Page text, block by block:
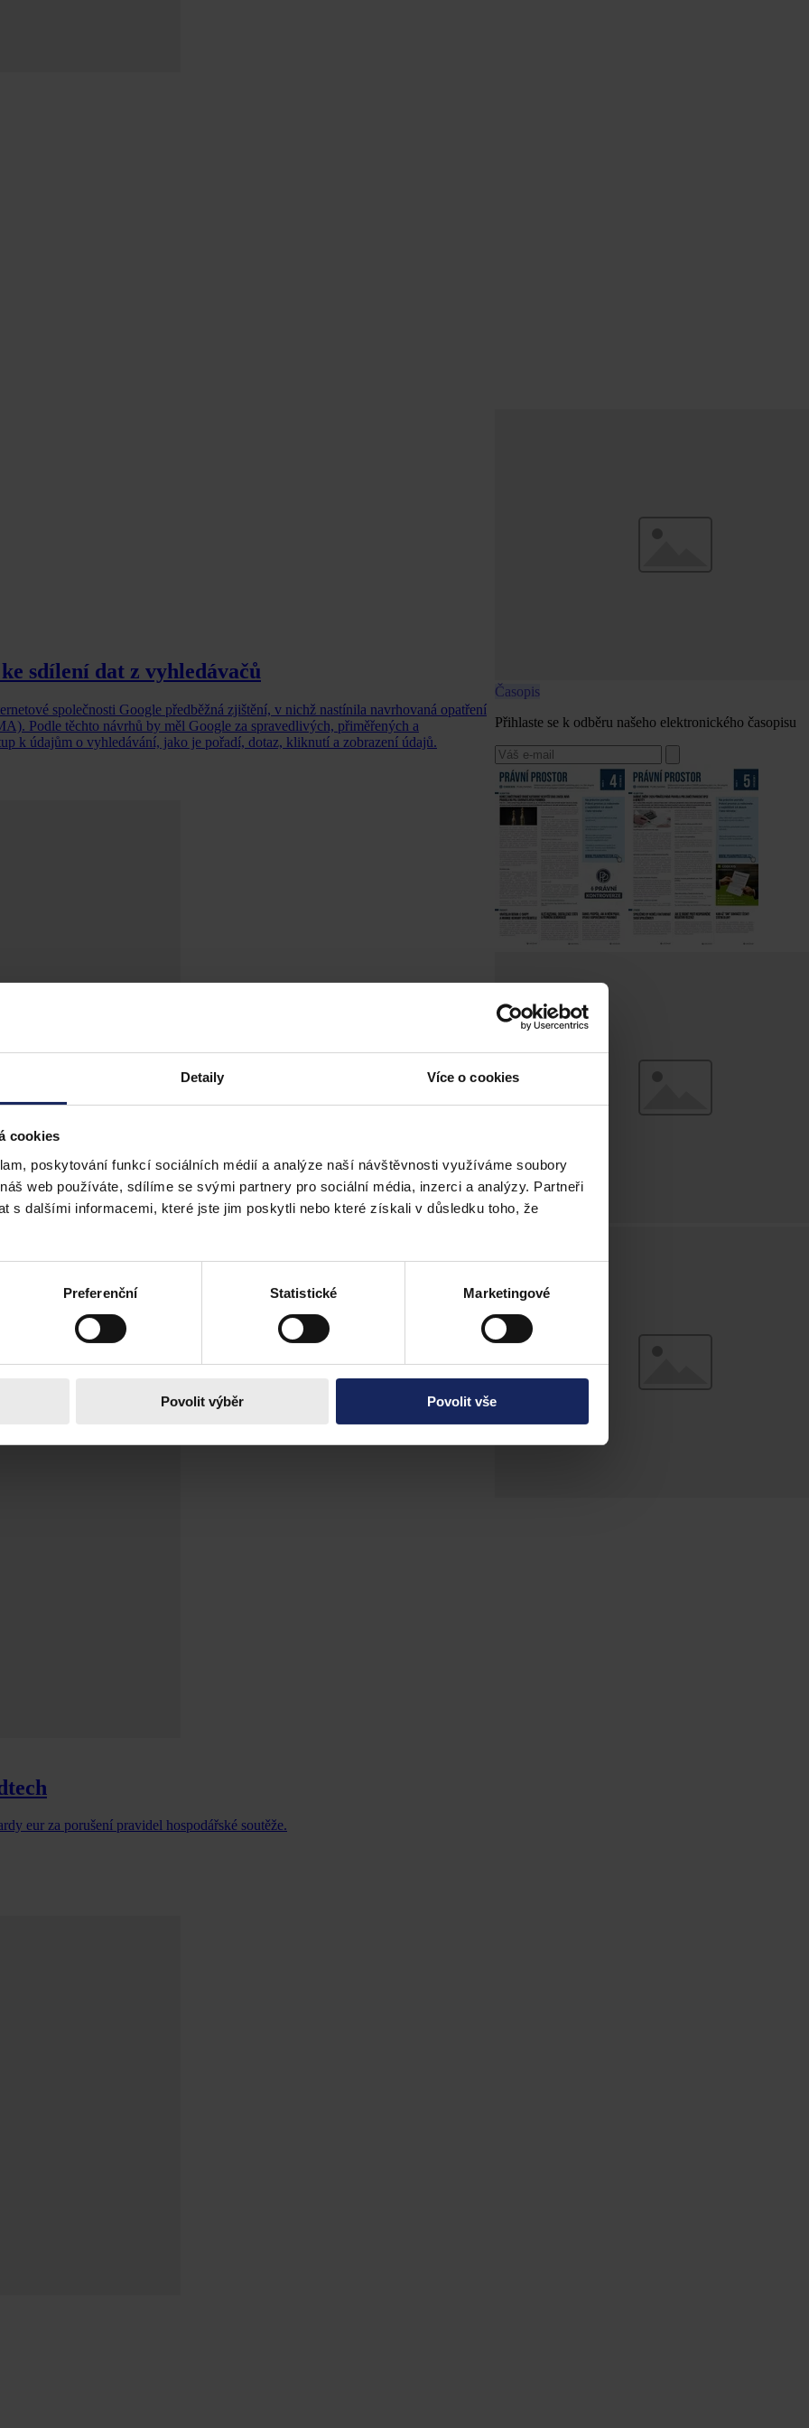
Detaily Více o cookies
cookies
poskytování funkcí sociálních médií a analýze naší návštěvnosti využíváme soubory
web používáte, sdílíme se svými partnery pro sociální média, inzerci a analýzy. Partneři
s dalšími informacemi, které jste jim poskytli nebo které získali v důsledku toho, že
Preferenční Statistické Marketingové
Povolit výběr Povolit vše
sdílení dat z vyhledávačů
společnosti Google předběžná zjištění, v nichž nastínila navrhovaná opatření
Podle těchto návrhů by měl Google za spravedlivých, přiměřených a
k údajům o vyhledávání, jako je pořadí, dotaz, kliknutí a zobrazení údajů.
vlastních služeb
pravděpodobně dostane příští rok pokutu od Evropské komise za
a produktů ve výsledcích vyhledávání. Agentuře Reuters to řekly osoby
eur za porušení pravidel hospodářské soutěže.
Časopis
Přihlaste se k odběru našeho elektronického časopisu